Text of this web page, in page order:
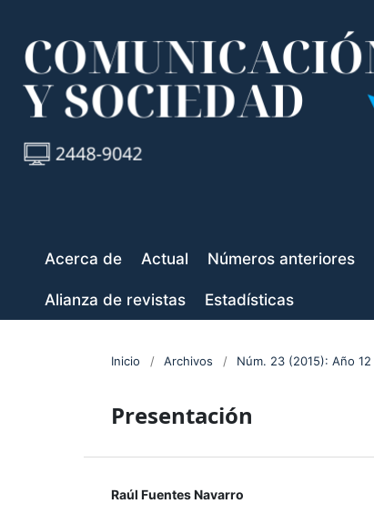
Acerca de Actual Números anteriores
Alianza de revistas Estadísticas
Inicio / Archivos / Núm. 23 (2015): Año 12
Presentación
Raúl Fuentes Navarro